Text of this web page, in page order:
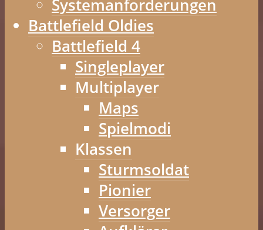
Systemanforderungen
Battlefield Oldies
Battlefield 4
Singleplayer
Multiplayer
Maps
Spielmodi
Klassen
Sturmsoldat
Pionier
Versorger